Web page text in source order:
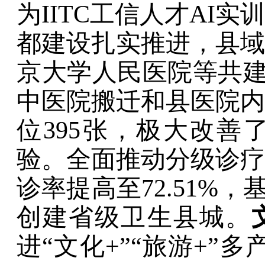
为IITC工信人才AI实
都建设扎实推进，县
京大学人民医院等共
中医院搬迁和县医院
位395张，极大改善
验。 全面推动分级诊
诊率提高至72.51% ，
创建省级卫生县城。
进“文化+”“旅游+”多